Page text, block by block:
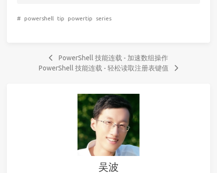
# powershell tip powertip series
PowerShell 技能连载 - 加速数组操作
PowerShell 技能连载 - 轻松读取注册表键值
吴波